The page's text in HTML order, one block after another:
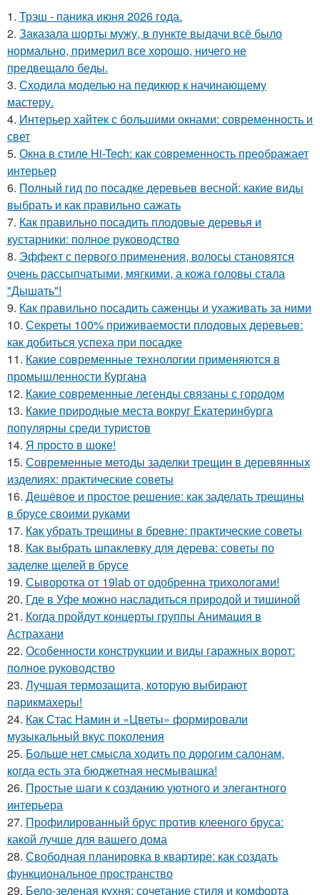
1. Трэш - паника июня 2026 года.
2. Заказала шорты мужу, в пункте выдачи всё было
нормально, примерил все хорошо, ничего не
предвещало беды.
3. Сходила моделью на педикюр к начинающему
мастеру.
4. Интерьер хайтек с большими окнами: современность и
свет
5. Окна в стиле Hi-Tech: как современность преображает
интерьер
6. Полный гид по посадке деревьев весной: какие виды
выбрать и как правильно сажать
7. Как правильно посадить плодовые деревья и
кустарники: полное руководство
8. Эффект с первого применения, волосы становятся
очень рассыпчатыми, мягкими, а кожа головы стала
"Дышать"!
9. Как правильно посадить саженцы и ухаживать за ними
10. Секреты 100% приживаемости плодовых деревьев:
как добиться успеха при посадке
11. Какие современные технологии применяются в
промышленности Кургана
12. Какие современные легенды связаны с городом
13. Какие природные места вокруг Екатеринбурга
популярны среди туристов
14. Я просто в шоке!
15. Современные методы заделки трещин в деревянных
изделиях: практические советы
16. Дешёвое и простое решение: как заделать трещины
в брусе своими руками
17. Как убрать трещины в бревне: практические советы
18. Как выбрать шпаклевку для дерева: советы по
заделке щелей в брусе
19. Сыворотка от 19lab от одобренна трихологами!
20. Где в Уфе можно насладиться природой и тишиной
21. Когда пройдут концерты группы Анимация в
Астрахани
22. Особенности конструкции и виды гаражных ворот:
полное руководство
23. Лучшая термозащита, которую выбирают
парикмахеры!
24. Как Стас Намин и «Цветы» формировали
музыкальный вкус поколения
25. Больше нет смысла ходить по дорогим салонам,
когда есть эта бюджетная несмывашка!
26. Простые шаги к созданию уютного и элегантного
интерьера
27. Профилированный брус против клееного бруса:
какой лучше для вашего дома
28. Свободная планировка в квартире: как создать
функциональное пространство
29. Бело-зеленая кухня: сочетание стиля и комфорта